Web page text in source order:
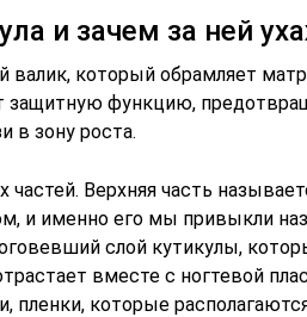
и зачем за ней
валик, который обрамляет
защитную функцию,
в зону роста.
частей. Верхняя часть
и именно его мы привыкли
слой кутикулы,
вместе с ногтевой
пленки, которые